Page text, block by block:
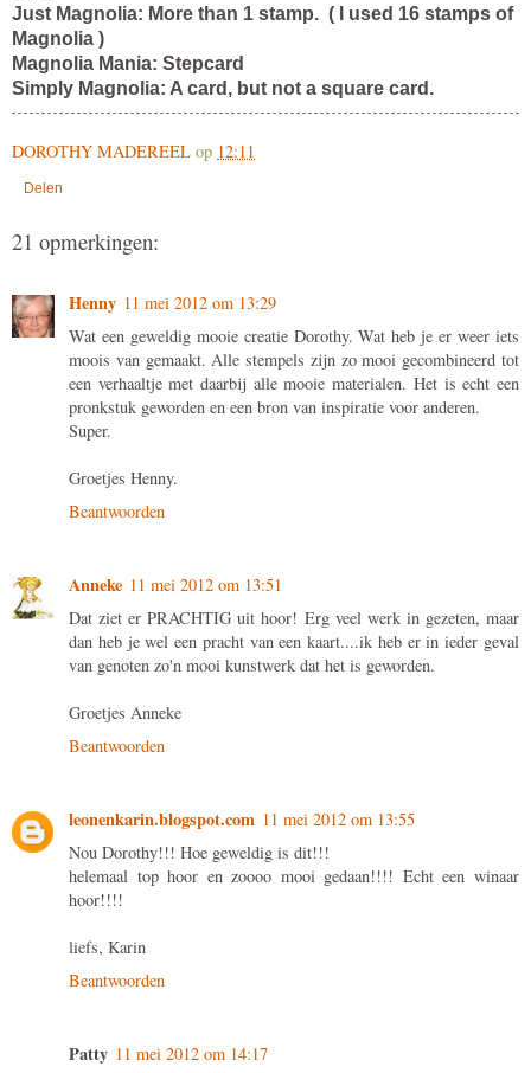
Just Magnolia: More than 1 stamp. ( I used 16 stamps of
Magnolia )
Magnolia Mania: Stepcard
Simply Magnolia: A card, but not a square card.
DOROTHY MADEREEL op 12:11
Delen
21 opmerkingen:
Henny 11 mei 2012 om 13:29
Wat een geweldig mooie creatie Dorothy. Wat heb je er weer iets
moois van gemaakt. Alle stempels zijn zo mooi gecombineerd tot
een verhaaltje met daarbij alle mooie materialen. Het is echt een
pronkstuk geworden en een bron van inspiratie voor anderen.
Super.
Groetjes Henny.
Beantwoorden
Anneke 11 mei 2012 om 13:51
Dat ziet er PRACHTIG uit hoor! Erg veel werk in gezeten, maar
dan heb je wel een pracht van een kaart....ik heb er in ieder geval
van genoten zo'n mooi kunstwerk dat het is geworden.
Groetjes Anneke
Beantwoorden
leonenkarin.blogspot.com 11 mei 2012 om 13:55
Nou Dorothy!!! Hoe geweldig is dit!!!
helemaal top hoor en zoooo mooi gedaan!!!! Echt een winaar
hoor!!!!
liefs, Karin
Beantwoorden
Patty 11 mei 2012 om 14:17